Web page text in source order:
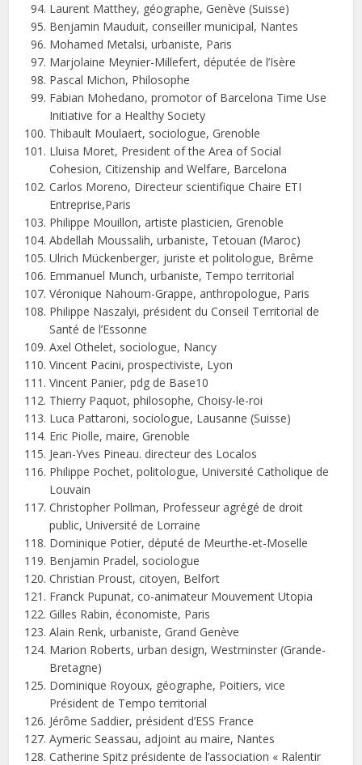
Laurent Matthey, géographe, Genève (Suisse)
Benjamin Mauduit, conseiller municipal, Nantes
Mohamed Metalsi, urbaniste, Paris
Marjolaine Meynier-Millefert, députée de l’Isère
Pascal Michon, Philosophe
Fabian Mohedano, promotor of Barcelona Time Use
Initiative for a Healthy Society
Thibault Moulaert, sociologue, Grenoble
Lluisa Moret, President of the Area of ​​Social
Cohesion, Citizenship and Welfare, Barcelona
Carlos Moreno, Directeur scientifique Chaire ETI
Entreprise,Paris
Philippe Mouillon, artiste plasticien, Grenoble
Abdellah Moussalih, urbaniste, Tetouan (Maroc)
Ulrich Mückenberger, juriste et politologue, Brême
Emmanuel Munch, urbaniste, Tempo territorial
Véronique Nahoum-Grappe, anthropologue, Paris
Philippe Naszalyi, président du Conseil Territorial de
Santé de l’Essonne
Axel Othelet, sociologue, Nancy
Vincent Pacini, prospectiviste, Lyon
Vincent Panier, pdg de Base10
Thierry Paquot, philosophe, Choisy-le-roi
Luca Pattaroni, sociologue, Lausanne (Suisse)
Eric Piolle, maire, Grenoble
Jean-Yves Pineau. directeur des Localos
Philippe Pochet, politologue, Université Catholique de
Louvain
Christopher Pollman, Professeur agrégé de droit
public, Université de Lorraine
Dominique Potier, député de Meurthe-et-Moselle
Benjamin Pradel, sociologue
Christian Proust, citoyen, Belfort
Franck Pupunat, co-animateur Mouvement Utopia
Gilles Rabin, économiste, Paris
Alain Renk, urbaniste, Grand Genève
Marion Roberts, urban design, Westminster (Grande-
Bretagne)
Dominique Royoux, géographe, Poitiers, vice
Président de Tempo territorial
Jérôme Saddier, président d’ESS France
Aymeric Seassau, adjoint au maire, Nantes
Catherine Spitz présidente de l’association « Ralentir